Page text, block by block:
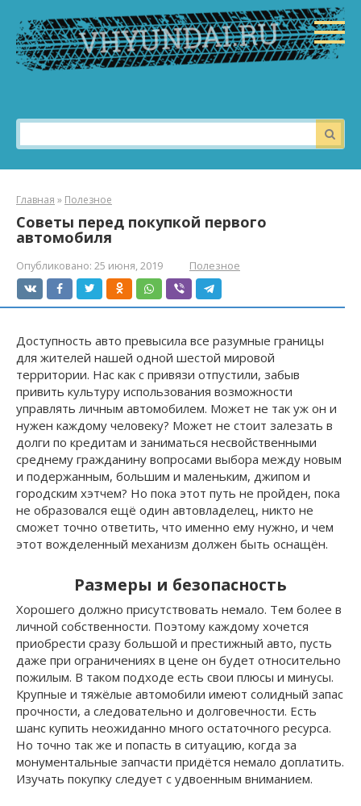
контенту
Поиск:
Главная » Полезное
Советы перед покупкой первого
автомобиля
Опубликовано: 25 июня, 2019 Полезное
Доступность авто превысила все разумные границы
для жителей нашей одной шестой мировой
территории. Нас как с привязи отпустили, забыв
привить культуру использования возможности
управлять личным автомобилем. Может не так уж он и
нужен каждому человеку? Может не стоит залезать в
долги по кредитам и заниматься несвойственными
среднему гражданину вопросами выбора между новым
и подержанным, большим и маленьким, джипом и
городским хэтчем? Но пока этот путь не пройден, пока
не образовался ещё один автовладелец, никто не
сможет точно ответить, что именно ему нужно, и чем
этот вожделенный механизм должен быть оснащён.
Размеры и безопасность
Хорошего должно присутствовать немало. Тем более в
личной собственности. Поэтому каждому хочется
приобрести сразу большой и престижный авто, пусть
даже при ограничениях в цене он будет относительно
пожилым. В таком подходе есть свои плюсы и минусы.
Крупные и тяжёлые автомобили имеют солидный запас
прочности, а следовательно и долговечности. Есть
шанс купить неожиданно много остаточного ресурса.
Но точно так же и попасть в ситуацию, когда за
монументальные запчасти придётся немало доплатить.
Изучать покупку следует с удвоенным вниманием.